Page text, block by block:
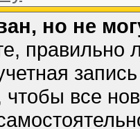
но не
правильно
все